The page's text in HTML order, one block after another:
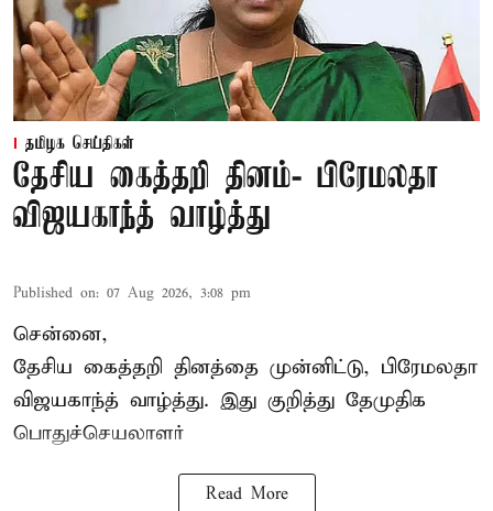
தமிழக செய்திகள்
தேசிய கைத்தறி தினம்- பிரேமலதா
விஜயகாந்த் வாழ்த்து
Published on: 07 Aug 2026, 3:08 pm
சென்னை,
தேசிய கைத்தறி தினத்தை முன்னிட்டு, பிரேமலதா
விஜயகாந்த் வாழ்த்து. இது குறித்து தேமுதிக
பொதுச்செயலாளர்
Read More